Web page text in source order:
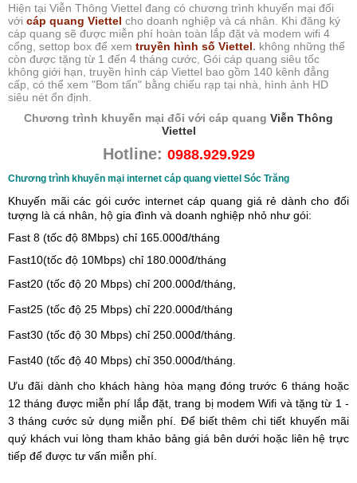
Hiện tại Viễn Thông Viettel đang có chương trình khuyến mại đối
với cáp quang Viettel cho doanh nghiệp và cá nhân. Khi đăng ký
cáp quang sẽ được miễn phí hoàn toàn lắp đặt và modem wifi 4
cổng, settop box để xem truyền hình số Viettel. không những thế
còn được tặng từ 1 đến 4 tháng cước, Gói cáp quang siêu tốc
không giới hạn, truyền hình cáp Viettel bao gồm 140 kênh đẳng
cấp, có thể xem "Bom tấn" bằng chiếu rạp tại nhà, hình ảnh HD
siêu nét ổn định.
Chương trình khuyến mại đối với cáp quang Viễn Thông
Viettel
Hotline: 0988.929.929
Chương trình khuyến mại internet cáp quang viettel Sóc Trăng
Khuyến mãi các gói cước internet cáp quang giá rẻ dành cho đối
tượng là cá nhân, hộ gia đình và doanh nghiệp nhỏ như gói:
Fast 8 (tốc độ 8Mbps) chỉ 165.000đ/tháng
Fast10(tốc độ 10Mbps) chỉ 180.000đ/tháng
Fast20 (tốc độ 20 Mbps) chỉ 200.000đ/tháng,
Fast25 (tốc độ 25 Mbps) chỉ 220.000đ/tháng
Fast30 (tốc độ 30 Mbps) chỉ 250.000đ/tháng.
Fast40 (tốc độ 40 Mbps) chỉ 350.000đ/tháng.
Ưu đãi dành cho khách hàng hòa mạng đóng trước 6 tháng hoặc
12 tháng được miễn phí lắp đặt, trang bị modem Wifi và tặng từ 1 -
3 tháng cước sử dụng miễn phí. Để biết thêm chi tiết khuyến mãi
quý khách vui lòng tham khảo bảng giá bên dưới hoặc liên hệ trực
tiếp để được tư vấn miễn phí.